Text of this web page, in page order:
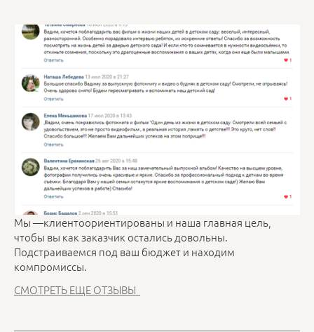
Мы —клиентоориентированы и наша главная цель,
чтобы вы как заказчик остались довольны.
Подстраиваемся под ваш бюджет и находим
компромиссы.
СМОТРЕТЬ ЕЩЕ ОТЗЫВЫ